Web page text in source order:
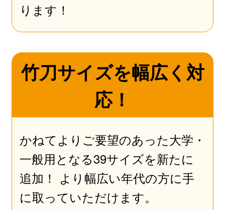
ります！
竹刀サイズを幅広く対
応！
かねてよりご要望のあった大学・
一般用となる39サイズを新たに
追加！ より幅広い年代の方に手
に取っていただけます。